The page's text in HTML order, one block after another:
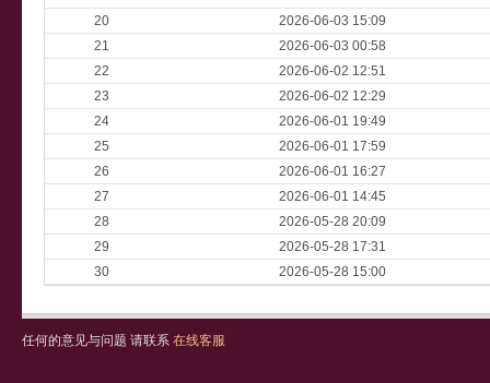
20
2026-06-03 15:09
21
2026-06-03 00:58
22
2026-06-02 12:51
23
2026-06-02 12:29
24
2026-06-01 19:49
25
2026-06-01 17:59
26
2026-06-01 16:27
27
2026-06-01 14:45
28
2026-05-28 20:09
29
2026-05-28 17:31
30
2026-05-28 15:00
任何的意见与问题 请联系 在线客服